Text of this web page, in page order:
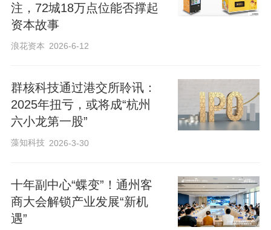
注，72城18万点位能否撑起
资本故事
浪花资本 2026-6-12
群核科技通过港交所聆讯：
2025年扭亏，或将成“杭州
六小龙第一股”
藻知科技 2026-3-30
十年副中心“蝶变”！通州客
商大会解锁产业发展“新机
遇”